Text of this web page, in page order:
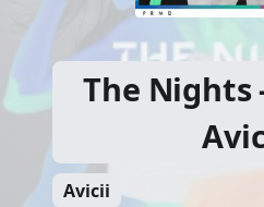
The Nights
Avicii